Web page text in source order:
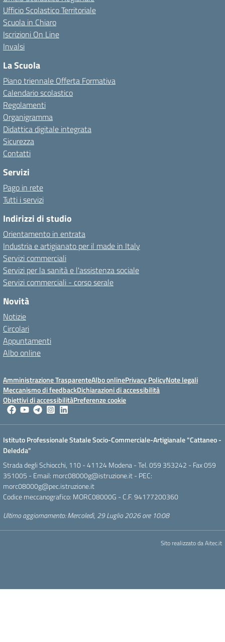
Ufficio Scolastico Territoriale
Scuola in Chiaro
Iscrizioni On Line
Invalsi
La Scuola
Piano triennale Offerta Formativa
Calendario scolastico
Regolamenti
Organigramma
Didattica digitale integrata
Sicurezza
Contatti
Servizi
Pago in rete
Tutti i servizi
Indirizzi di studio
Orientamento in entrata
Industria e artigianato per il made in Italy
Servizi commerciali
Servizi per la sanità e l'assistenza sociale
Servizi commerciali - corso serale
Novità
Notizie
Circolari
Appuntamenti
Albo online
Amministrazione TrasparenteAlbo onlinePrivacy PolicyNote legali
Meccanismo di feedbackDichiarazioni di accessibilità
Obiettivi di accessibilitàPreferenze cookie
Istituto Professionale Statale Socio-Commerciale-Artigianale "Cattaneo -
Deledda"
Strada degli Schiocchi, 110 - 41124 Modena - Tel. 059 353242 - Fax 059
351005 - Email: morc08000g@istruzione.it- PEC:
morc08000g@pec.istruzione.it
Codice meccanografico: MORC08000G - C.F. 94177200360
Ultimo aggiornamento: Mercoledì, 29 Luglio 2026 ore 10:08
Sito realizzato daAitec.it